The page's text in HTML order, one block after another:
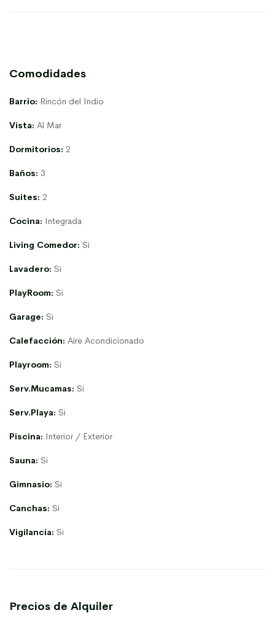
Comodidades
Barrio: Rincón del Indio
Vista: Al Mar
Dormitorios: 2
Baños: 3
Suites: 2
Cocina: Integrada
Living Comedor: Si
Lavadero: Si
PlayRoom: Si
Garage: Si
Calefacción: Aire Acondicionado
Playroom: Si
Serv.Mucamas: Si
Serv.Playa: Si
Piscina: Interior / Exterior
Sauna: Si
Gimnasio: Si
Canchas: Si
Vigilancia: Si
Precios de Alquiler